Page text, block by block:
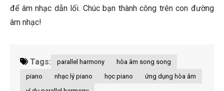
để âm nhạc dẫn lối. Chúc bạn thành công trên con đường
âm nhạc!
Tags: parallel harmony
hòa âm song song
piano
nhạc lý piano học piano
ứng dụng hòa âm